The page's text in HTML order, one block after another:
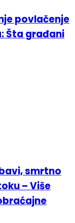
povlačenje
Šta građani
smrtno
– Više